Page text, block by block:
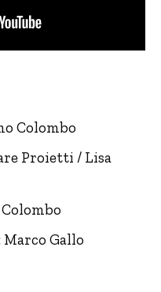
Colombo
Proietti / Lisa
Marco Gallo